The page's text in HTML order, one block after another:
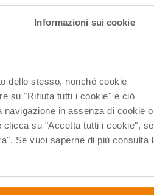
Informazioni sui cookie
dello stesso, nonché cookie
su "Rifiuta tutti i cookie" e ciò
navigazione in assenza di cookie o
su "Accetta tutti i cookie", se
Se vuoi saperne di più consulta
GOOGLE FOR EDUCATION
Alessandro
durante le lezioni